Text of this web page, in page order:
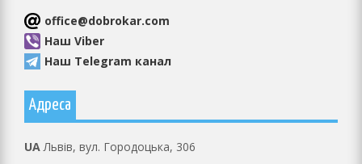
оffice@dobrokar.com
Наш Viber
Наш Telegram канал
Адреса
UAЛьвів, вул. Городоцька, 306